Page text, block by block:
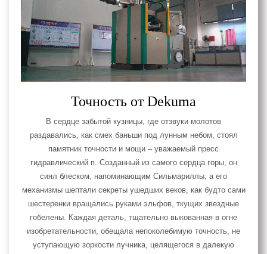
Точность от Dekuma
В сердце забытой кузницы, где отзвуки молотов
раздавались, как смех баньши под лунным небом, стоял
памятник точности и мощи – уважаемый пресс
гидравлический п. Созданный из самого сердца горы, он
сиял блеском, напоминающим Сильмариллы, а его
механизмы шептали секреты ушедших веков, как будто сами
шестеренки вращались руками эльфов, ткущих звездные
гобелены. Каждая деталь, тщательно выкованная в огне
изобретательности, обещала непоколебимую точность, не
уступающую зоркости лучника, целящегося в далекую